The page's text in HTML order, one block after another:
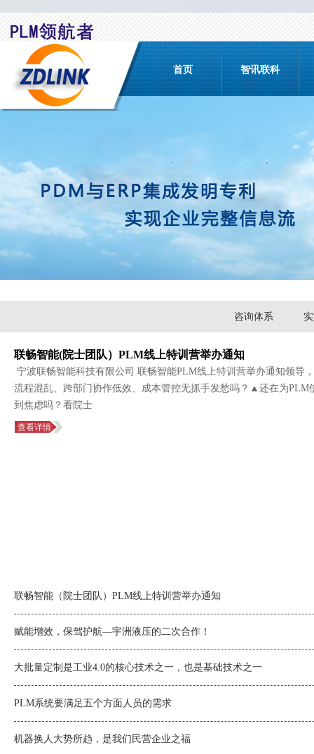
首页 智讯联科
咨询体系
联畅智能(院士团队）PLM线上特训营举办通知
宁波联畅智能科技有限公司 联畅智能PLM线上特训营举办通知领导
流程混乱、跨部门协作低效、成本管控无抓手发愁吗？▲还在为PLM
到焦虑吗？看院士
查看详情
联畅智能（院士团队）PLM线上特训营举办通知
赋能增效，保驾护航—宇洲液压的二次合作！
大批量定制是工业4.0的核心技术之一，也是基础技术之一
PLM系统要满足五个方面人员的需求
机器换人大势所趋，是我们民营企业之福